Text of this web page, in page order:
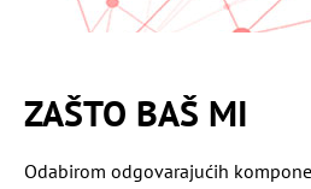
ZAŠTO BAŠ MI
Odabirom odgovarajućih